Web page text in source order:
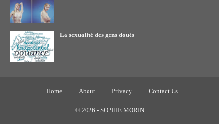
La sexualité des gens doués
Home About Privacy Contact Us
© 2026 - SOPHIE MORIN